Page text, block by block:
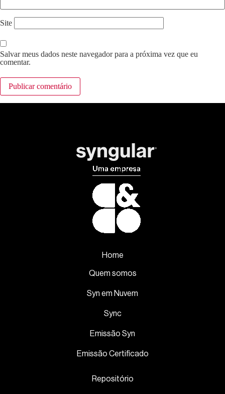
Site
Salvar meus dados neste navegador para a próxima vez que eu
comentar.
Home
Quem somos
Syn em Nuvem
Sync
Emissão Syn
Emissão Certificado
Repositório